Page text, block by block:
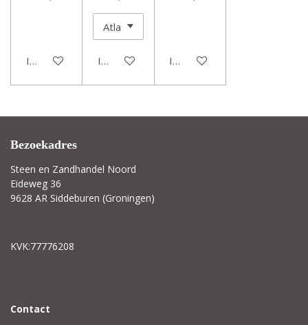
In winkelwagen In winkelwagen In winkelwagen
Bezoekadres
Steen en Zandhandel Noord
Eideweg 36
9628 AR Siddeburen (Groningen)
KVK:77776208
Contact